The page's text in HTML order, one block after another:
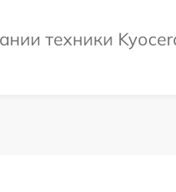
техники